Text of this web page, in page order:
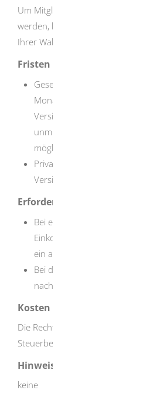
Um Mitglied in der privaten
werden, können Sie sich von der
Ihrer Wahl ein Angebot erstellen lassen.
Fristen
Gesetzliche
Monaten nach Beendigung der
Versicherung. Die freiwillige
unmittelbaren Anschluss. Ein
möglich.
Private Versicherung: Erkundigen
Versicherungsunternehmen.
Erforderliche Unterlagen
Bei einem Antrag auf freiwillige
Einkommensteuerbescheid oder
ein anderweitiger Nachweis der
Bei der Wahl eines privaten
nach Versicherungsträger
Kosten
Die Rechtsberatung durch einen
Steuerberater kann zusätzliche
Hinweise
keine